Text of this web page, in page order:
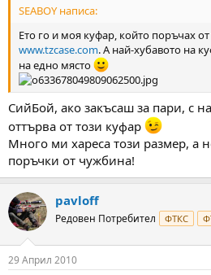
SEABOY написа:
Ето го и моя куфар, който поръчах
www.tzcase.com. А най-хубавото на
на едно място
СийБой, ако закъсаш за пари, с
оттърва от този куфар
Много ми хареса този размер, а
поръчки от чужбина!
pavloff
Редовен Потребител ФТКС
29 Април 2010